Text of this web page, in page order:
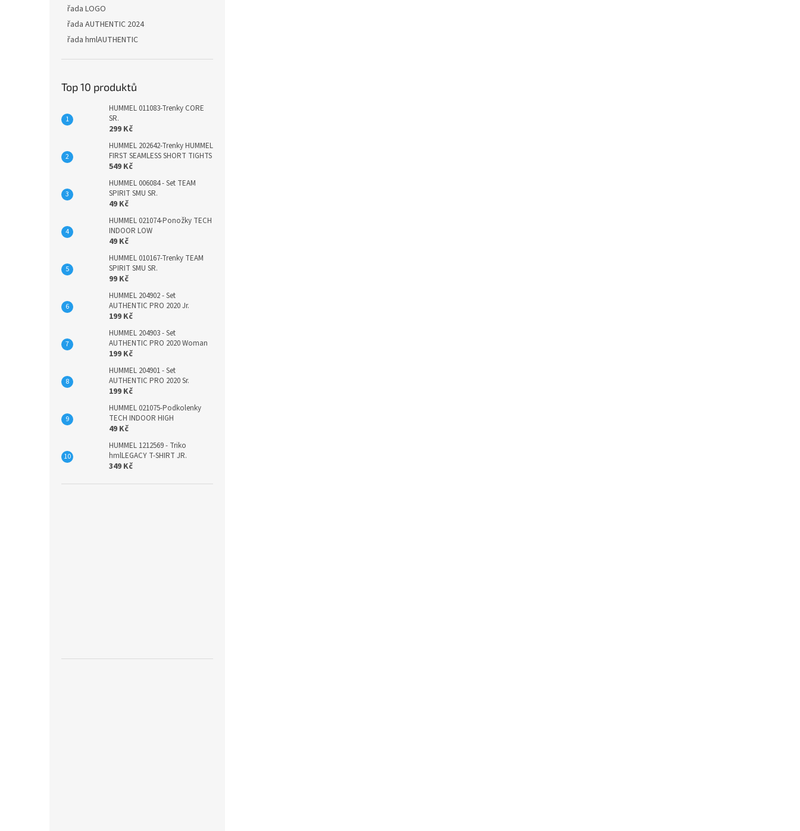
řada LOGO
řada AUTHENTIC 2024
řada hmlAUTHENTIC
Top 10 produktů
HUMMEL 011083-Trenky CORE
SR.
299 Kč
HUMMEL 202642-Trenky HUMMEL
FIRST SEAMLESS SHORT TIGHTS
549 Kč
HUMMEL 006084 - Set TEAM
SPIRIT SMU SR.
49 Kč
HUMMEL 021074-Ponožky TECH
INDOOR LOW
49 Kč
HUMMEL 010167-Trenky TEAM
SPIRIT SMU SR.
99 Kč
HUMMEL 204902 - Set
AUTHENTIC PRO 2020 Jr.
199 Kč
HUMMEL 204903 - Set
AUTHENTIC PRO 2020 Woman
199 Kč
HUMMEL 204901 - Set
AUTHENTIC PRO 2020 Sr.
199 Kč
HUMMEL 021075-Podkolenky
TECH INDOOR HIGH
49 Kč
HUMMEL 1212569 - Triko
hmlLEGACY T-SHIRT JR.
349 Kč